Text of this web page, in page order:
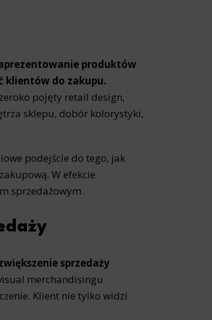
produktów
klientów do zakupu.
pojęty retail design,
sklepu, dobór kolorystyki,
podejście do tego, jak
W efekcie
sprzedażowym.
sprzedaży
merchandisingu
Klient nie tylko widzi